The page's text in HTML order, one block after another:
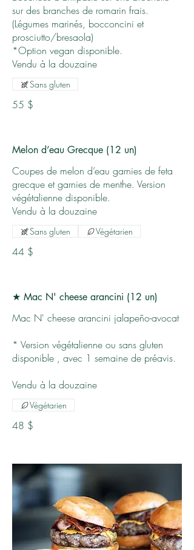
sur des branches de romarin frais.
(Légumes marinés, bocconcini et
prosciutto/bresaola)
*Option vegan disponible.
Vendu à la douzaine
55 $
Sans gluten
Melon d’eau Grecque (12 un)
Coupes de melon d’eau garnies de feta
grecque et garnies de menthe. Version
végétalienne disponible.
44 $
Sans gluten Végétarien
★ Mac N' cheese arancini (12 un)
Mac N' cheese arancini jalapeño-avocat
* Version végétalienne ou sans gluten
disponible , avec 1 semaine de préavis.
Vendu à la douzaine
48 $
Végétarien